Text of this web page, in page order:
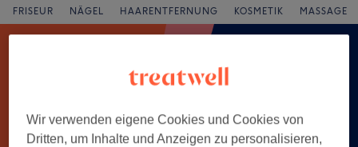
FRISEUR NÄGEL HAARENTFERNUNG KOSMETIK MASSAGE
Wir verwenden eigene Cookies und Cookies von
Dritten, um Inhalte und Anzeigen zu personalisieren,